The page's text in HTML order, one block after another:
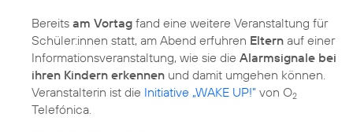
Bereits am Vortag fand eine weitere Veranstaltung für
Schüler:innen statt, am Abend erfuhren Eltern auf einer
Informationsveranstaltung, wie sie die Alarmsignale bei
ihren Kindern erkennen und damit umgehen können.
Veranstalterin ist die Initiative „WAKE UP!” von O2
Telefónica.